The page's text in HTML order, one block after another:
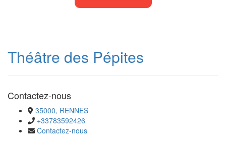
Théâtre des Pépites
Contactez-nous
35000, RENNES
+33783592426
Contactez-nous